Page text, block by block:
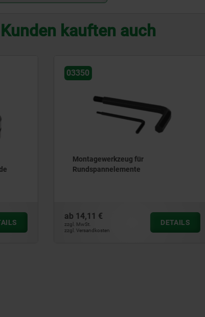
kauften auch
03350
Rundspannelemente
ab 20,35 €
zzgl. MwSt.
zzgl. Versandkosten
DETAILS